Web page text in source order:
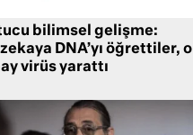
bilimsel gelişme:
DNA’yı öğrettiler, o
virüs yarattı